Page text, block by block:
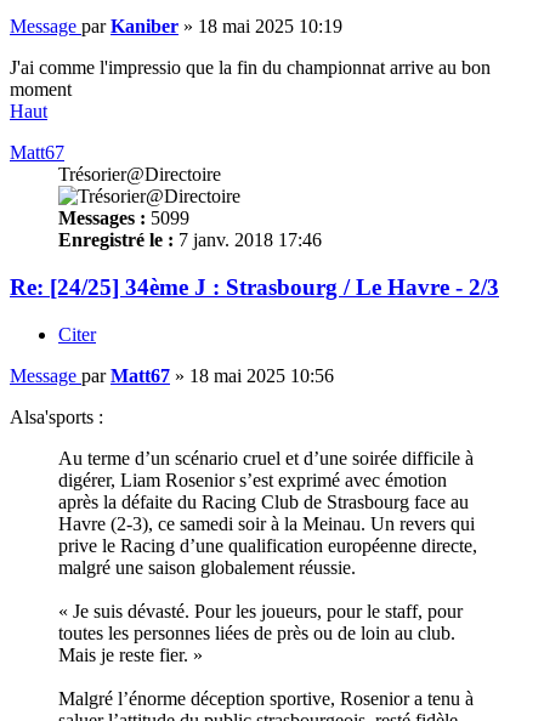
Message parKaniber » 18 mai 2025 10:19
J'ai comme l'impressio que la fin du championnat arrive au bon
moment
Haut
Matt67
Trésorier@Directoire
Messages : 5099
Enregistré le : 7 janv. 2018 17:46
Re: [24/25] 34ème J : Strasbourg / Le Havre - 2/3
Citer
Message parMatt67 » 18 mai 2025 10:56
Alsa'sports :
Au terme d’un scénario cruel et d’une soirée difficile à
digérer, Liam Rosenior s’est exprimé avec émotion
après la défaite du Racing Club de Strasbourg face au
Havre (2-3), ce samedi soir à la Meinau. Un revers qui
prive le Racing d’une qualification européenne directe,
malgré une saison globalement réussie.
« Je suis dévasté. Pour les joueurs, pour le staff, pour
toutes les personnes liées de près ou de loin au club.
Mais je reste fier. »
Malgré l’énorme déception sportive, Rosenior a tenu à